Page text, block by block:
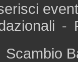
-
Scambio